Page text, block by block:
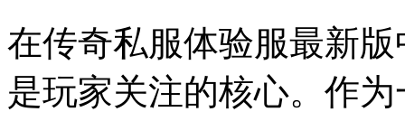
在传奇私服体验服最新
是玩家关注的核心。作